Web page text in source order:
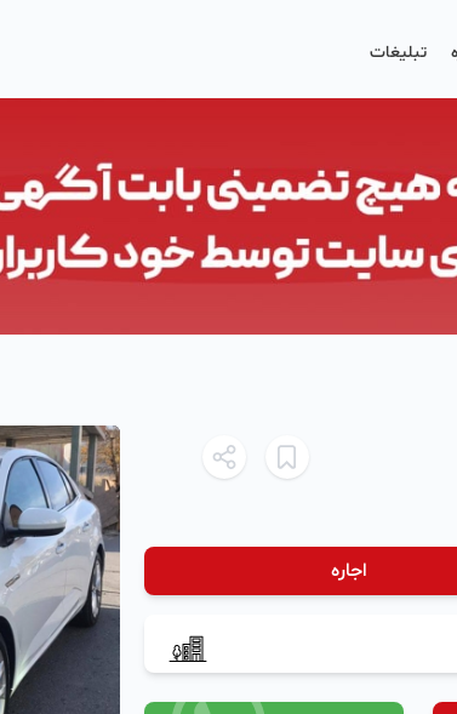
تبلیغات
اجاره